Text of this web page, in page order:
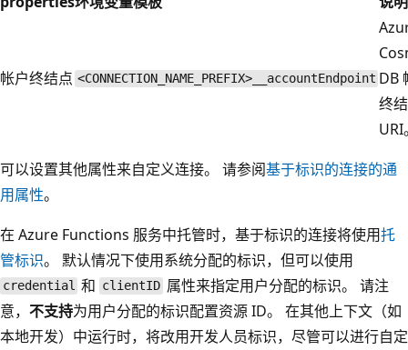
帐户终结点 <CONNECTION_NAME_PREFIX>__accountEndpoint DB
终
URI
可以设置其他属性来自定义连接。 请参阅基于标识的连接的通
用属性。
在 Azure Functions 服务中托管时，基于标识的连接将使用托
管标识。 默认情况下使用系统分配的标识，但可以使用
credential 和 clientID 属性来指定用户分配的标识。 请注
意， 不支持为用户分配的标识配置资源 ID。 在其他上下文（如
本地开发）中运行时，将改用开发人员标识，尽管可以进行自定